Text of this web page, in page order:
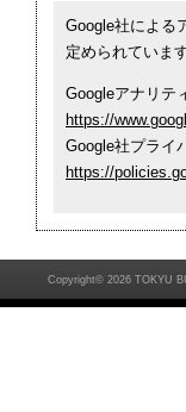
Google社による
定められています
Googleアナリテ
https://
Google社プライ
https://
Copyright© 2026 TOKYU